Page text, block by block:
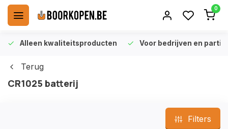
0
Alleen kwaliteitsproducten Voor bedrijven en
Terug
CR1025 batterij
Filters